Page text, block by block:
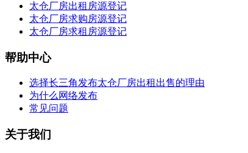
太仓厂房出租房源登记
太仓厂房求购房源登记
太仓厂房求租房源登记
帮助中心
选择长三角发布太仓厂房出租出售的理由
为什么网络发布
常见问题
关于我们